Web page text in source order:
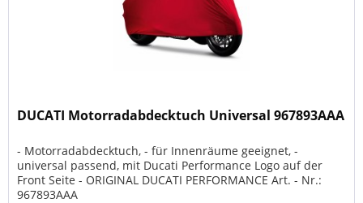
DUCATI Motorradabdecktuch Universal 967893AAA
- Motorradabdecktuch, - für Innenräume geeignet, -
universal passend, mit Ducati Performance Logo auf der
Front Seite - ORIGINAL DUCATI PERFORMANCE Art. - Nr.:
967893AAA